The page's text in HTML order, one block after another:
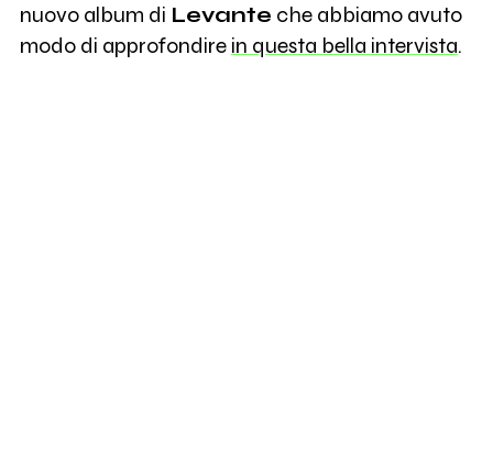
nuovo album di Levante che abbiamo avuto
modo di approfondire in questa bella intervista.